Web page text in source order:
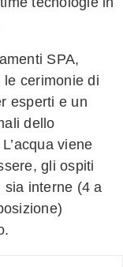
SPA,
cerimonie di
esperti e un
dello
viene
gli ospiti
sia interne (4 a